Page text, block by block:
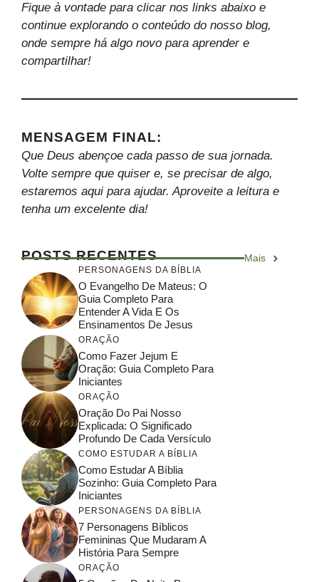
Fique à vontade para clicar nos links abaixo e
continue explorando o conteúdo do nosso blog,
onde sempre há algo novo para aprender e
compartilhar!
MENSAGEM FINAL:
Que Deus abençoe cada passo de sua jornada.
Volte sempre que quiser e, se precisar de algo,
estaremos aqui para ajudar. Aproveite a leitura e
tenha um excelente dia!
POSTS RECENTES Mais
PERSONAGENS DA BÍBLIA
O Evangelho De Mateus: O
Guia Completo Para
Entender A Vida E Os
Ensinamentos De Jesus
ORAÇÃO
Como Fazer Jejum E
Oração: Guia Completo Para
Iniciantes
ORAÇÃO
Oração Do Pai Nosso
Explicada: O Significado
Profundo De Cada Versículo
COMO ESTUDAR A BÍBLIA
Como Estudar A Bíblia
Sozinho: Guia Completo Para
Iniciantes
PERSONAGENS DA BÍBLIA
7 Personagens Bíblicos
Femininas Que Mudaram A
História Para Sempre
ORAÇÃO